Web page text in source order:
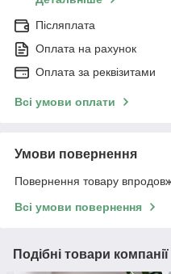
Післяплата
Оплата на рахунок
Оплата за реквізитами
Всі умови оплати
Умови повернення
Повернення товару
Всі умови повернення
Подібні товари компанії